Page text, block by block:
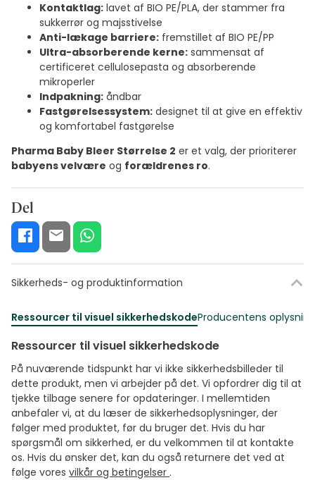
Kontaktlag: lavet af BIO PE/PLA, der stammer fra
sukkerrør og majsstivelse
Anti-lækage barriere: fremstillet af BIO PE/PP
Ultra-absorberende kerne: sammensat af
certificeret cellulosepasta og absorberende
mikroperler
Indpakning: åndbar
Fastgørelsessystem: designet til at give en effektiv
og komfortabel fastgørelse
Pharma Baby Bleer Størrelse 2 er et valg, der prioriterer
babyens velvære og forældrenes ro.
Del
Sikkerheds- og produktinformation
Ressourcer til visuel sikkerhedskodeProducentens
Ressourcer til visuel sikkerhedskode
På nuværende tidspunkt har vi ikke sikkerhedsbilleder til
dette produkt, men vi arbejder på det. Vi opfordrer dig til at
tjekke tilbage senere for opdateringer. I mellemtiden
anbefaler vi, at du læser de sikkerhedsoplysninger, der
følger med produktet, før du bruger det. Hvis du har
spørgsmål om sikkerhed, er du velkommen til at kontakte
os. Hvis du ønsker det, kan du også returnere det ved at
følge vores vilkår og betingelser .